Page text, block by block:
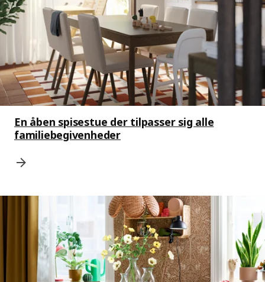
En åben spisestue der tilpasser sig alle
familiebegivenheder